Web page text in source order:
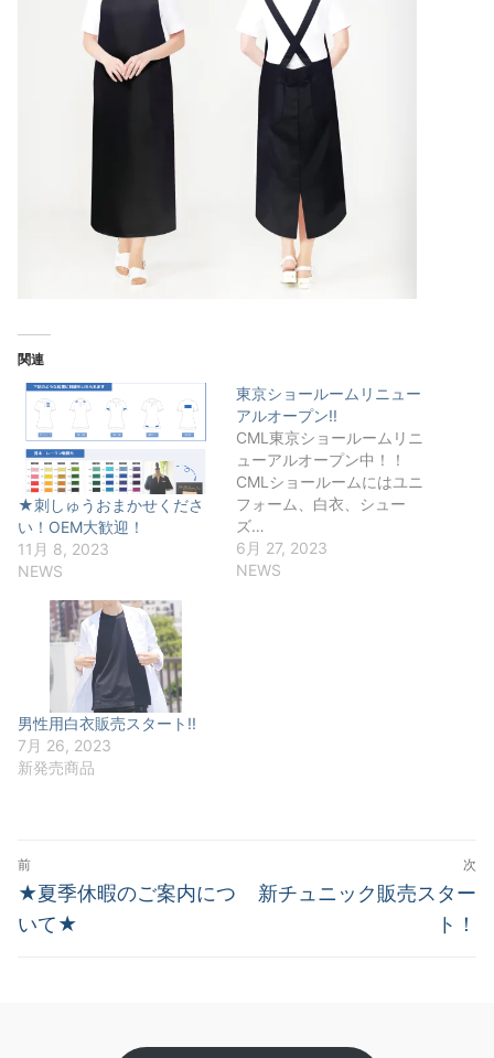
関連
★刺しゅうおまかせくださ
い！OEM大歓迎！
11月 8, 2023
NEWS
東京ショールームリニュー
アルオープン!!
CML東京ショールームリニ
ューアルオープン中！！
CMLショールームにはユニ
フォーム、白衣、シュー
ズ…
6月 27, 2023
NEWS
男性用白衣販売スタート!!
7月 26, 2023
新発売商品
投
稿
ナ
前
前
の
★夏季休暇のご案内につ
いて★
次
次
新チュニック販売スター
ト！